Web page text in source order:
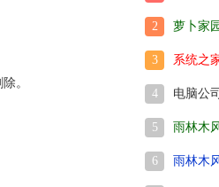
。
2 萝卜家
3 系统之
4 电脑公
5 雨林木
6 雨林木